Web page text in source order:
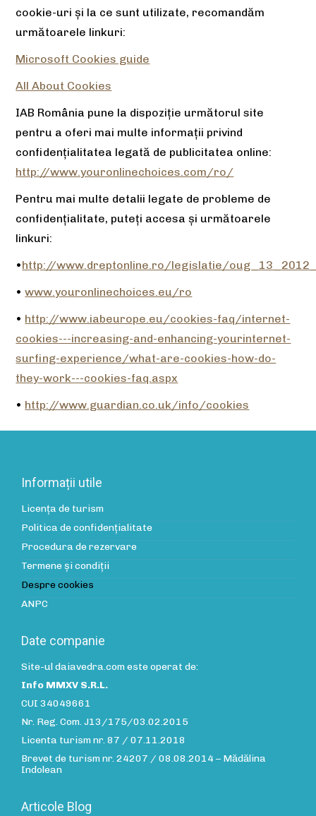
cookie-uri și la ce sunt utilizate, recomandăm
următoarele linkuri:
Microsoft Cookies guide
All About Cookies
IAB România pune la dispoziție următorul site
pentru a oferi mai multe informații privind
confidențialitatea legată de publicitatea online:
http://www.youronlinechoices.com/ro/
Pentru mai multe detalii legate de probleme de
confidențialitate, puteți accesa și următoarele
linkuri:
•http://www.dreptonline.ro/legislatie/
•www.youronlinechoices.eu/ro
• http://www.iabeurope.eu/cookies-faq/internet-
cookies---increasing-and-enhancing-yourinternet-
surfing-experience/what-are-cookies-how-do-
they-work---cookies-faq.aspx
• http://www.guardian.co.uk/info/cookies
Informații utile
Licența de turism
Politica de confidenţialitate
Procedura de rezervare
Termene și condiții
Despre cookies
ANPC
Date companie
Site-ul daiavedra.com este operat de:
Info MMXV S.R.L.
CUI 34049661
Nr. Reg. Com. J13/175/03.02.2015
Licenta turism nr. 87 / 07.11.2018
Brevet de turism nr. 24207 / 08.08.2014 – Mădălina
Indolean
Articole Blog